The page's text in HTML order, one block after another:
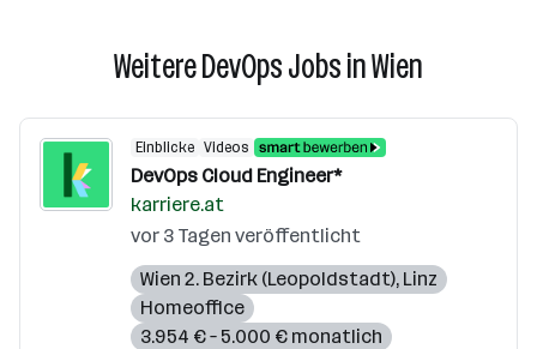
Weitere DevOps Jobs in Wien
Einblicke Videos
DevOps Cloud Engineer*
karriere.at
vor 3 Tagen veröffentlicht
Wien 2. Bezirk (Leopoldstadt), Linz
Homeoffice
3.954 € – 5.000 € monatlich